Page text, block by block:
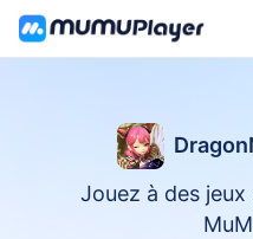
Jouez à des jeux